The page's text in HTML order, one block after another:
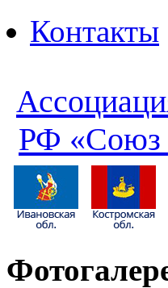
Контакты
РФ «Союз